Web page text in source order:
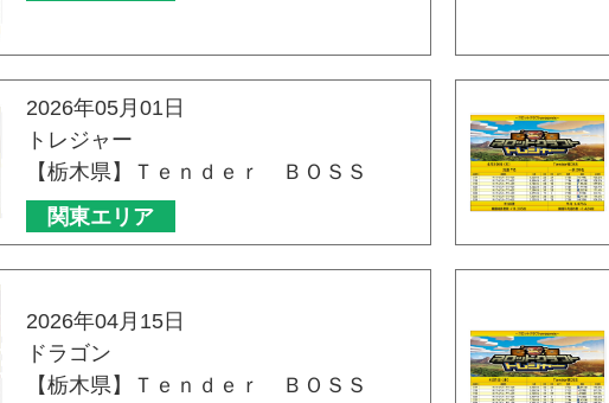
2026年05月01日
トレジャー
【栃木県】Ｔｅｎｄｅｒ ＢＯＳＳ
関東エリア
2026年04月15日
ドラゴン
【栃木県】Ｔｅｎｄｅｒ ＢＯＳＳ